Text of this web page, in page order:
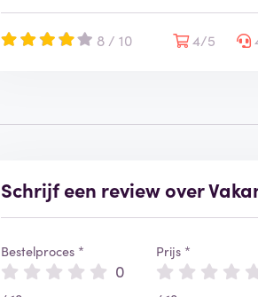
8 / 10 4/5
Schrijf een review over
Bestelproces *
0
Prijs *